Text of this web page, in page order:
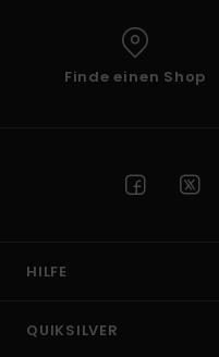
Finde einen Shop
HILFE
QUIKSILVER